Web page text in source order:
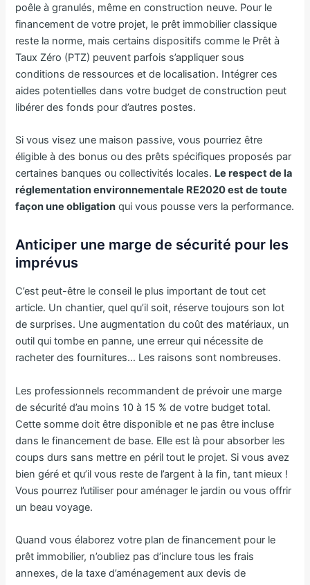
poêle à granulés, même en construction neuve. Pour le
financement de votre projet, le prêt immobilier classique
reste la norme, mais certains dispositifs comme le Prêt à
Taux Zéro (PTZ) peuvent parfois s’appliquer sous
conditions de ressources et de localisation. Intégrer ces
aides potentielles dans votre budget de construction peut
libérer des fonds pour d’autres postes.
Si vous visez une maison passive, vous pourriez être
éligible à des bonus ou des prêts spécifiques proposés par
certaines banques ou collectivités locales. Le respect de la
réglementation environnementale RE2020 est de toute
façon une obligation qui vous pousse vers la performance.
Anticiper une marge de sécurité pour les
imprévus
C’est peut-être le conseil le plus important de tout cet
article. Un chantier, quel qu’il soit, réserve toujours son lot
de surprises. Une augmentation du coût des matériaux, un
outil qui tombe en panne, une erreur qui nécessite de
racheter des fournitures… Les raisons sont nombreuses.
Les professionnels recommandent de prévoir une marge
de sécurité d’au moins 10 à 15 % de votre budget total.
Cette somme doit être disponible et ne pas être incluse
dans le financement de base. Elle est là pour absorber les
coups durs sans mettre en péril tout le projet. Si vous avez
bien géré et qu’il vous reste de l’argent à la fin, tant mieux !
Vous pourrez l’utiliser pour aménager le jardin ou vous offrir
un beau voyage.
Quand vous élaborez votre plan de financement pour le
prêt immobilier, n’oubliez pas d’inclure tous les frais
annexes, de la taxe d’aménagement aux devis de